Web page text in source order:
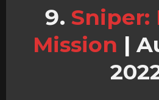
Sniper:
Mission |